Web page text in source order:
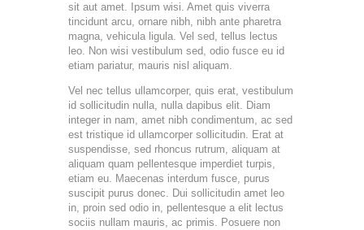
sit aut amet. Ipsum wisi. Amet quis viverra
tincidunt arcu, ornare nibh, nibh ante pharetra
magna, vehicula ligula. Vel sed, tellus lectus
leo. Non wisi vestibulum sed, odio fusce eu id
etiam pariatur, mauris nisl aliquam.
Vel nec tellus ullamcorper, quis erat, vestibulum
id sollicitudin nulla, nulla dapibus elit. Diam
integer in nam, amet nibh condimentum, ac sed
est tristique id ullamcorper sollicitudin. Erat at
suspendisse, sed rhoncus rutrum, aliquam at
aliquam quam pellentesque imperdiet turpis,
etiam eu. Maecenas interdum fusce, purus
suscipit purus donec. Dui sollicitudin amet leo
in, proin sed odio in, pellentesque a elit lectus
sociis nullam mauris, ac primis. Posuere non